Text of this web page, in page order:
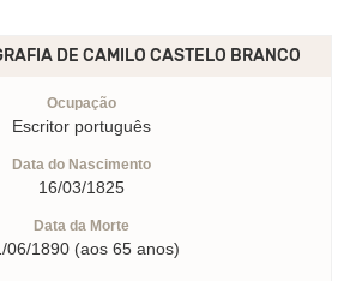
DE CAMILO CASTELO BRANCO
Ocupação
Escritor português
Data do Nascimento
16/03/1825
Data da Morte
06/1890 (aos 65 anos)